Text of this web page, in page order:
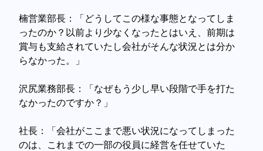
楠営業部長：「どうしてこの様な事態となってしま
ったのか？以前より少なくなったとはいえ、前期は
賞与も支給されていたし会社がそんな状況とは分か
らなかった。」
沢尻業務部長：「なぜもう少し早い段階で手を打た
なかったのですか？」
社長：「会社がここまで悪い状況になってしまった
のは、これまでの一部の役員に経営を任せていた